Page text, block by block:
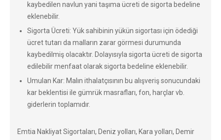
kaybedilen navlun yani taşıma ücreti de sigorta bedeline
eklenebilir.
Sigorta Ücreti: Yük sahibinin yükün sigortası için ödediği
ücret tutarı da malların zarar görmesi durumunda
kaybedilmiş olacaktır. Dolayısıyla sigorta ücreti de sigorta
edilebilir menfaat olarak sigorta bedeline eklenebilir.
Umulan Kar: Malın ithalatçısının bu alışveriş sonucundaki
kar beklentisi ile gümrük masrafları, fon, harçlar vb.
giderlerin toplamıdır.
Emtia Nakliyat Sigortaları, Deniz yolları, Kara yolları, Demir